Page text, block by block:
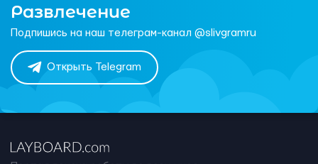
Развлечение
Подпишись на наш телеграм-канал @slivgramru
Открыть Telegram